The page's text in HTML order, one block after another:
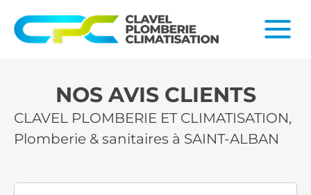
CLAVEL PLOMBERIE ET CLIMATISATION,
Plomberie & sanitaires à SAINT-ALBAN
NOS AVIS CLIENTS